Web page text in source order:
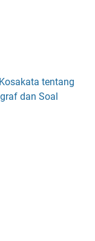
tentang
dan Soal